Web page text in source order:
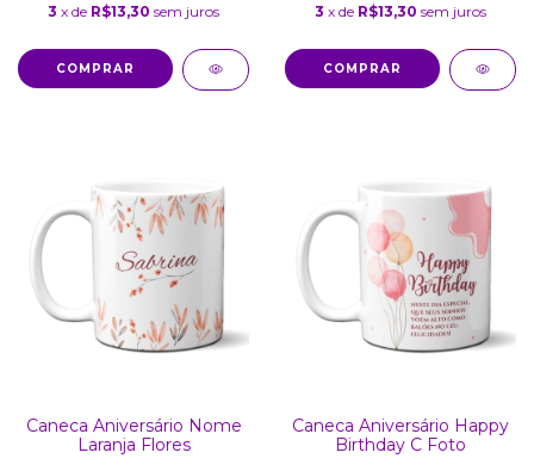
3 x de R$13,30 sem juros
COMPRAR
3 x de R$13,30 sem juros
COMPRAR
Caneca Aniversário Nome
Laranja Flores
Caneca Aniversário Happy
Birthday C Foto